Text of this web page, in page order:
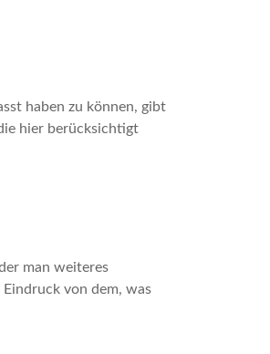
haben zu können, gibt
hier berücksichtigt
man weiteres
von dem, was